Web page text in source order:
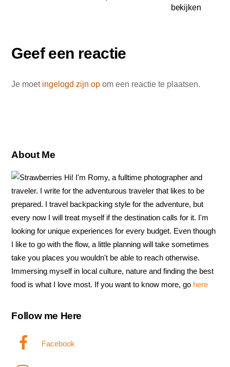
o
t
e
t
t
r
e
bekijken
Geef een reactie
Je moet ingelogd zijn op om een reactie te plaatsen.
About Me
Hi! I'm Romy, a fulltime photographer and
traveler. I write for the adventurous traveler that likes to be
prepared. I travel backpacking style for the adventure, but
every now I will treat myself if the destination calls for it. I'm
looking for unique experiences for every budget. Even though
I like to go with the flow, a little planning will take sometimes
take you places you wouldn't be able to reach otherwise.
Immersing myself in local culture, nature and finding the best
food is what I love most. If you want to know more, go here
Follow me Here
Facebook